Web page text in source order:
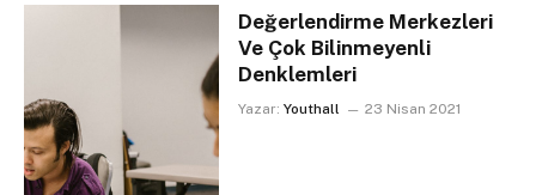
Değerlendirme Merkezleri
Ve Çok Bilinmeyenli
Denklemleri
Yazar: Youthall 23 Nisan 2021